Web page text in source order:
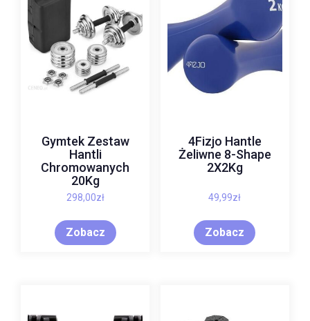
Gymtek Zestaw
Hantli
Chromowanych
20Kg
298,00zł
Zobacz
4Fizjo Hantle
Żeliwne 8-Shape
2X2Kg
49,99zł
Zobacz